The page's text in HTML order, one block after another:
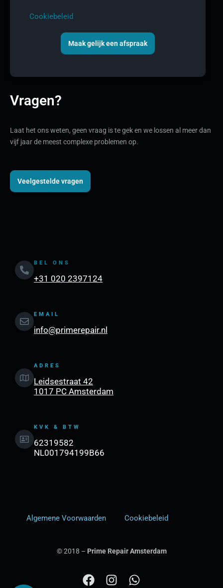
Cookiebeleid
Maak gelijk een afspraak
Vragen?
Laat het ons weten, geen vraag is te gek en we lossen al meer dan
vijf jaar de meest complexe problemen op.
Veelgestelde vragen
BEL ONS
+31 020 2397124
EMAIL
info@primerepair.nl
ADRES
Leidsestraat 42
1017 PC Amsterdam
KVK & BTW
62319582
NL001794199B66
Algemene Voorwaarden Cookiebeleid
© 2018 – Prime Repair Amsterdam
F I W